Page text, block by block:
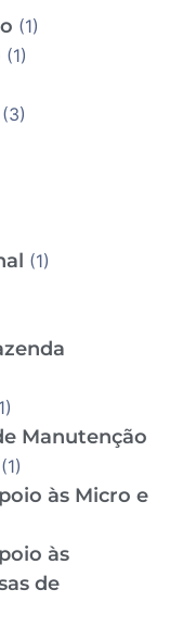
(1)
(1)
(3)
(1)
Manutenção
(1)
às Micro e
às
de